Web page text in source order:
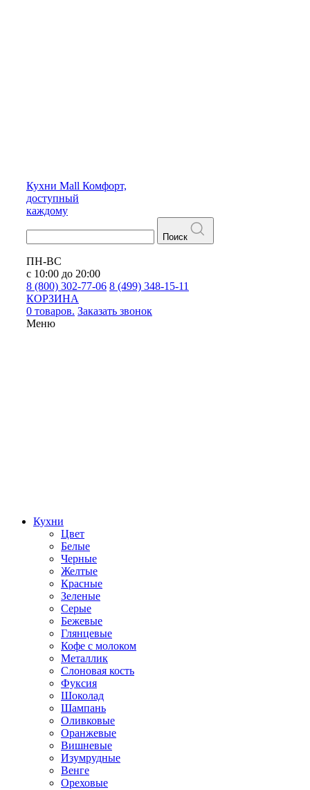
Кухни Mall Комфорт,
доступный
каждому
Поиск
ПН-ВС
с 10:00 до 20:00
8 (800) 302-77-06 8 (499) 348-15-11
КОРЗИНА
0 товаров. Заказать звонок
Меню
Кухни
Цвет
Белые
Черные
Желтые
Красные
Зеленые
Серые
Бежевые
Глянцевые
Кофе с молоком
Металлик
Слоновая кость
Фуксия
Шоколад
Шампань
Оливковые
Оранжевые
Вишневые
Изумрудные
Венге
Ореховые